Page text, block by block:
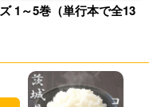
1～5巻（単行本で全13